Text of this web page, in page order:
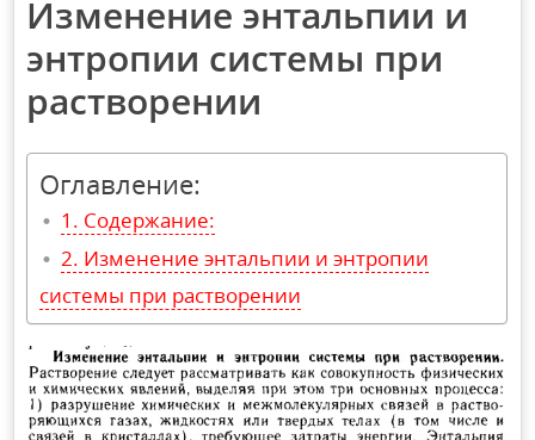
Изменение энтальпии и
энтропии системы при
растворении
Оглавление:
Содержание:
Изменение энтальпии и энтропии
системы при растворении